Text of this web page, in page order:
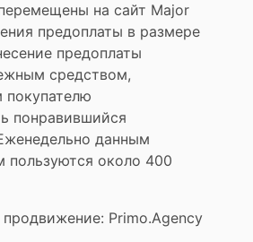
на сайт Major
предоплаты в размере
предоплаты
средством,
понравившийся
данным
пользуются около 400
продвижение: Primo.Agency